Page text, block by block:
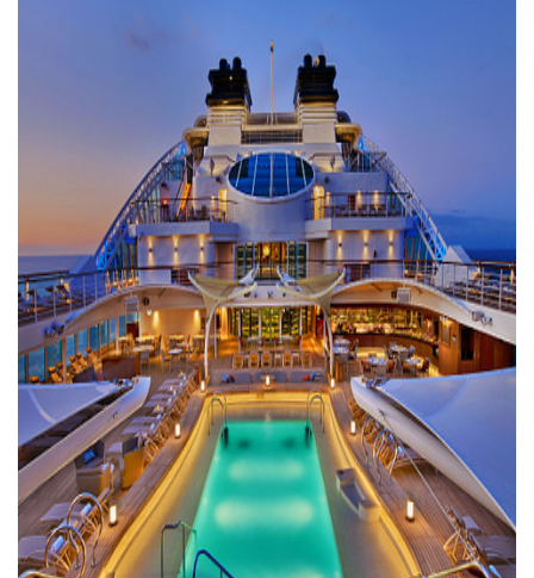
CEDHJ Señala Violaciones A Derechos De Víctima De
Ayutla Bajo Investigación Tras Reporte De Posible
Maleza Crece En Camellones De La Principal Avenida
Lluvias E Inundaciones No Detienen El Transporte Público
Bruno Blancas Reúne A Especialistas Para Analizar La
Entregan Aparato Auditivo A Don Juan Ramírez En Puerto
Juan Carlos Castro Realiza Asamblea Informativa En La
Huracán En Formación Podría Generar Oleaje Elevado En
Viajar A Puerto Vallarta Este Verano Puede Costar Hasta
Buscan Reducir Riesgos Por Cocodrilos En Playas De
Plantean “Ley Don Juanito” Al Diputado Federal Bruno
Vecinos De La Playita Reciben A Juan Carlos Castro
Asesinan En Oaxaca Al Periodista Francisco Alejandro
Detienen A Cuatro Hombres Armados En Bucerías;
Yussara Canales Pide Transparencia Sobre Nuevo
Adultos Mayores De Ixtapa Tendrán Una “Casa De Día”
Mujeres Recorren Calles De Ixtapa Para Identificar
Bruno Blancas Convoca A Mesa De Análisis Para La
CUCosta E IMSS Nayarit Avanzan En Acuerdos Para
Videos De Presunto Convoy Armado Desatan Operativo
Playa Las Cocinas: Retiran Concesión Y Anuncian Plan De